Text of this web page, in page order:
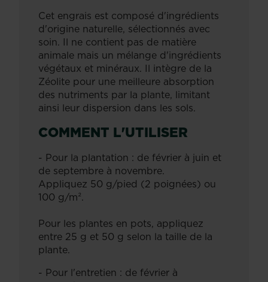
Cet engrais est composé d'ingrédients
d'origine naturelle, sélectionnés avec
soin. Il ne contient pas de matière
animale mais un mélange d'ingrédients
végétaux et minéraux. Il intègre de la
Zéolite pour une meilleure absorption
des nutriments par la plante, limitant
ainsi leur dispersion dans les sols.
COMMENT L'UTILISER
- Pour la plantation : de février à juin et
de septembre à novembre.
Appliquez 50 g/pied (2 poignées) ou
100 g/m².
Pour les plantes en pots, appliquez
entre 25 g et 50 g selon la taille de la
plante.
- Pour l'entretien : de février à